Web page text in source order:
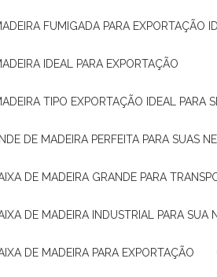
FUMIGADA PARA EXPORTAÇÃO
IDEAL PARA EXPORTAÇÃO
TIPO EXPORTAÇÃO IDEAL PARA
DE MADEIRA PERFEITA PARA SUAS
DE MADEIRA GRANDE PARA
DE MADEIRA INDUSTRIAL PARA SUA
DE MADEIRA PARA EXPORTAÇÃO